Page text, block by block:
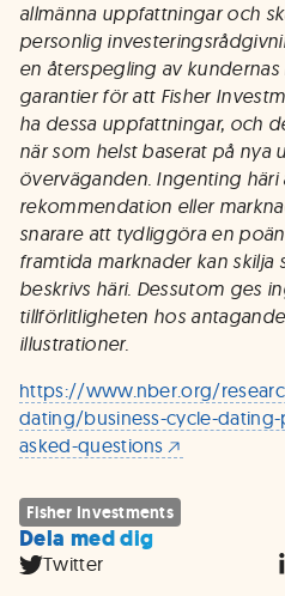
allmänna uppfattningar och
personlig
en återspegling av
garantier för att Fisher
ha dessa uppfattningar, och
när som helst baserat på nya
överväganden. Ingenting
rekommendation eller
snarare att tydliggöra en
framtida marknader kan skilja
beskrivs häri. Dessutom ges
tillförlitligheten hos
illustrationer.
https://www.nber.org/
dating/business-cycle-
asked-questions
Fisher Investments
Dela med dig
Twitter